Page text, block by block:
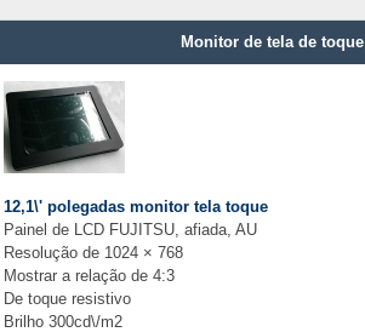
Monitor de tela de toque
12,1\' polegadas monitor tela toque
Painel de LCD FUJITSU, afiada, AU
Resolução de 1024 × 768
Mostrar a relação de 4:3
De toque resistivo
Brilho 300cd\/m2